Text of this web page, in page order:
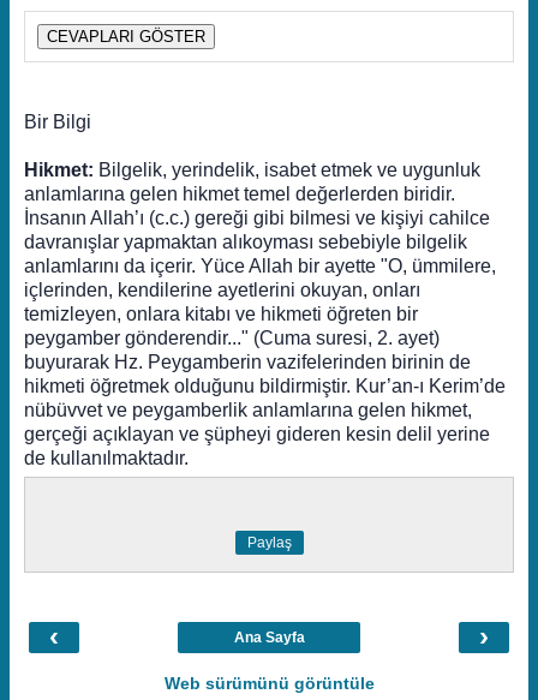
CEVAPLARI GÖSTER
Bir Bilgi
Hikmet: Bilgelik, yerindelik, isabet etmek ve uygunluk
anlamlarına gelen hikmet temel değerlerden biridir.
İnsanın Allah’ı (c.c.) gereği gibi bilmesi ve kişiyi cahilce
davranışlar yapmaktan alıkoyması sebebiyle bilgelik
anlamlarını da içerir. Yüce Allah bir ayette "O, ümmilere,
içlerinden, kendilerine ayetlerini okuyan, onları
temizleyen, onlara kitabı ve hikmeti öğreten bir
peygamber gönderendir..." (Cuma suresi, 2. ayet)
buyurarak Hz. Peygamberin vazifelerinden birinin de
hikmeti öğretmek olduğunu bildirmiştir. Kur’an-ı Kerim’de
nübüvvet ve peygamberlik anlamlarına gelen hikmet,
gerçeği açıklayan ve şüpheyi gideren kesin delil yerine
de kullanılmaktadır.
Paylaş
‹ ›
Ana Sayfa
Web sürümünü görüntüle